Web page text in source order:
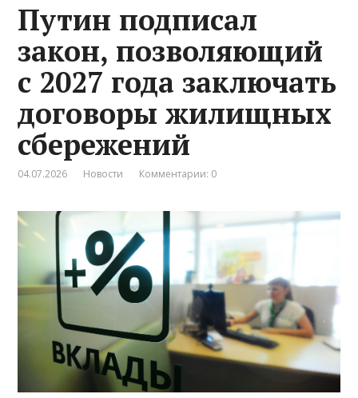
Путин подписал
закон, позволяющий
с 2027 года заключать
договоры жилищных
сбережений
04.07.2026 Новости Комментарии: 0